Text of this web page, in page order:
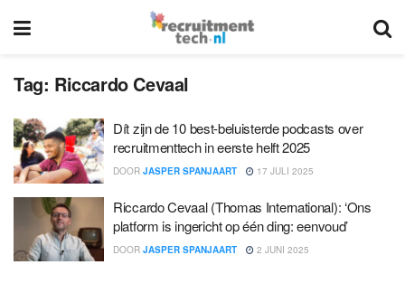
Tag: Riccardo Cevaal
Dít zijn de 10 best-beluisterde podcasts over
recruitmenttech in eerste helft 2025
DOOR JASPER SPANJAART 17 JULI 2025
Riccardo Cevaal (Thomas International): ‘Ons
platform is ingericht op één ding: eenvoud’
DOOR JASPER SPANJAART 2 JUNI 2025